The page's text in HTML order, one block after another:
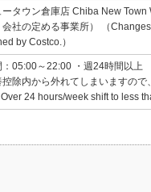
ータウン倉庫店 Chiba New
会社の定める事業所） （
by Costco.）
：05:00～22:00 ・週24時間以
除内から外れてしまいますの
24 hours/week shift to less